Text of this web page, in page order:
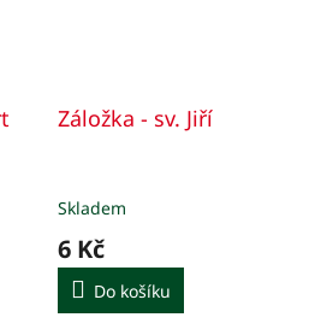
Záložka - sv. Jiří
Skladem
6 Kč
Do košíku